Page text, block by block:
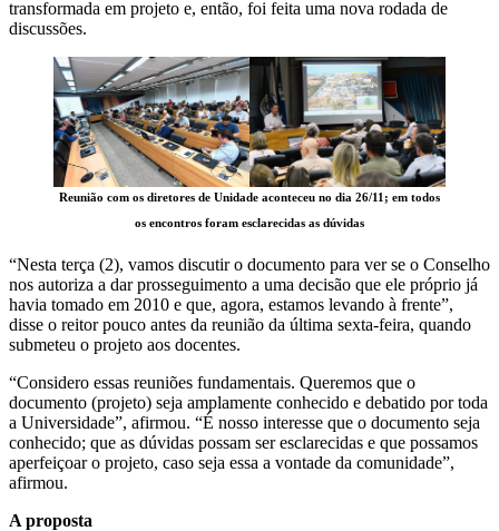
transformada em projeto e, então, foi feita uma nova rodada de
discussões.
Reunião com os diretores de Unidade aconteceu no dia 26/11; em todos
os encontros foram esclarecidas as dúvidas
“Nesta terça (2), vamos discutir o documento para ver se o Conselho
nos autoriza a dar prosseguimento a uma decisão que ele próprio já
havia tomado em 2010 e que, agora, estamos levando à frente”,
disse o reitor pouco antes da reunião da última sexta-feira, quando
submeteu o projeto aos docentes.
“Considero essas reuniões fundamentais. Queremos que o
documento (projeto) seja amplamente conhecido e debatido por toda
a Universidade”, afirmou. “É nosso interesse que o documento seja
conhecido; que as dúvidas possam ser esclarecidas e que possamos
aperfeiçoar o projeto, caso seja essa a vontade da comunidade”,
afirmou.
A proposta